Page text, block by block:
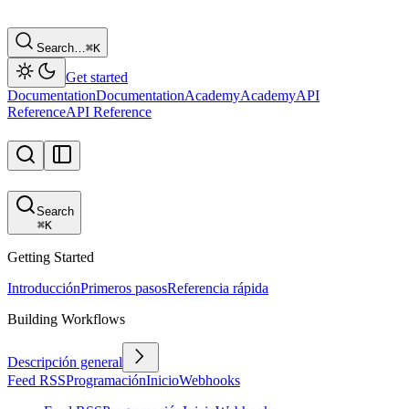
Search…⌘K
Get started
DocumentationDocumentationAcademyAcademyAPI
ReferenceAPI Reference
Search
⌘K
Getting Started
IntroducciónPrimeros pasosReferencia rápida
Building Workflows
Descripción general
Feed RSSProgramaciónInicioWebhooks